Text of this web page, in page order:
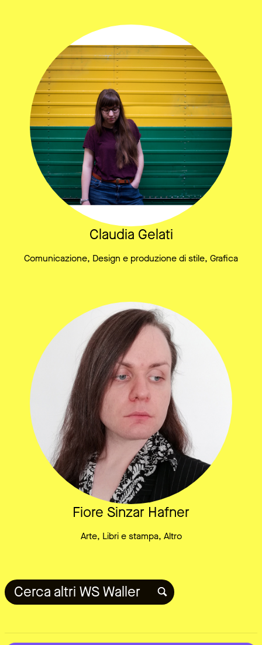
Claudia Gelati
Comunicazione, Design e produzione di stile, Grafica
Fiore Sinzar Hafner
Arte, Libri e stampa, Altro
Cerca altri WS Waller